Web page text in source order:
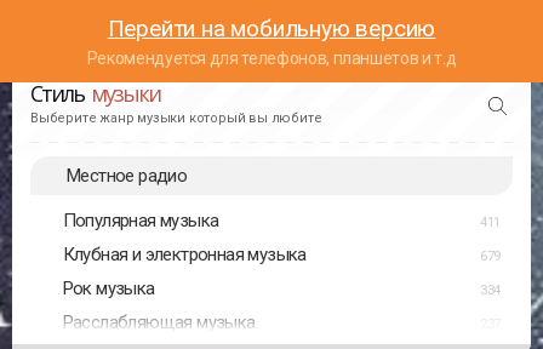
Перейти на мобильную версию
Рекомендуется для телефонов, планшетов и т.д
Стиль музыки
Выберите жанр музыки который вы любите
Местное радио
Популярная музыка 411
Клубная и электронная музыка 679
Рок музыка 334
Расслабляющая музыка